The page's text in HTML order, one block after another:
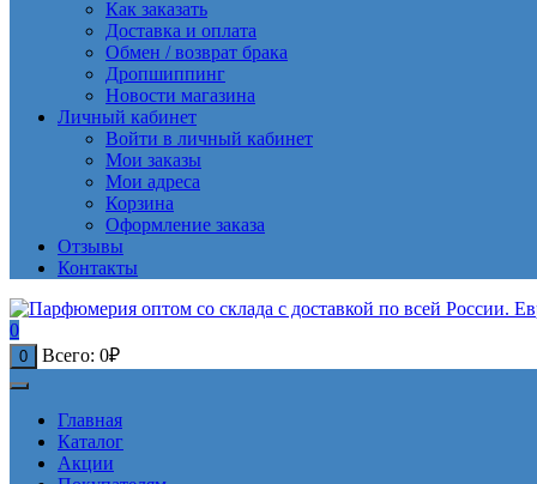
Как заказать
Доставка и оплата
Обмен / возврат брака
Дропшиппинг
Новости магазина
Личный кабинет
Войти в личный кабинет
Мои заказы
Мои адреса
Корзина
Оформление заказа
Отзывы
Контакты
0
0 Всего: 0₽
Главная
Каталог
Акции